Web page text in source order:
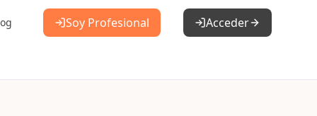
Soy Profesional Acceder